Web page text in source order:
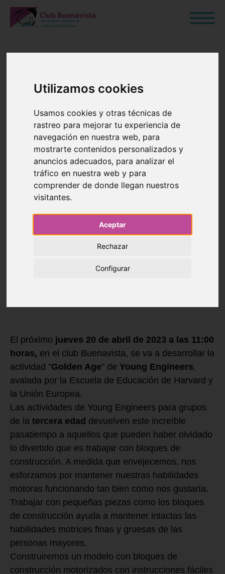
Utilizamos cookies
Usamos cookies y otras técnicas de
rastreo para mejorar tu experiencia de
navegación en nuestra web, para
mostrarte contenidos personalizados y
anuncios adecuados, para analizar el
tráfico en nuestra web y para
comprender de donde llegan nuestros
visitantes.
Aceptar
Rechazar
Configurar
ACTIVIDAD
PARA
MAYORES DE
65 AÑOS
"GOLDEN
AGE"
Ocio y Cultura
El próximo jueves 20 de abril de 2023 a las 11:00
horas, en el club Buenavista, se va a desarrollar la
actividad "Golden Age” de Young Engineers,
avalada por la Escuela de Educación de Harvard y
la Unión Europea.
Las actividades de Young Engineers para grupos
de la tercera edad devuelven este increíble
pasatiempo a aquellos que pueden haber olvidado
lo divertido que es trabajar con bloques de
construcción. A medida que envejecemos, nos
esforzamos por mantener nuestras habilidades
motoras funcionando tan bien como nos gustaría.
Trabajar con pequeñas piezas como los bloques
de construcción ayuda a mantener intactas las
habilidades motrices finas y gruesas de las
personas mayores.
Construiremos un modelo con bloques de
construcción motorizados con instrucciones fáciles